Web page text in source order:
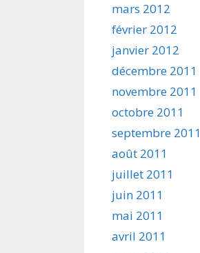
mars 2012
février 2012
janvier 2012
décembre 2011
novembre 2011
octobre 2011
septembre 2011
août 2011
juillet 2011
juin 2011
mai 2011
avril 2011